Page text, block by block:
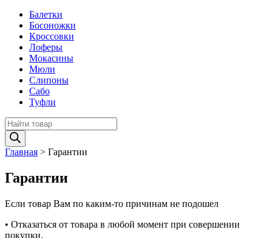
Балетки
Босоножки
Кроссовки
Лоферы
Мокасины
Мюли
Слипоны
Сабо
Туфли
Поиск
товаров
Главная > Гарантии
Гарантии
Если товар Вам по каким-то причинам не подошел
• Отказаться от товара в любой момент при совершении
покупки.